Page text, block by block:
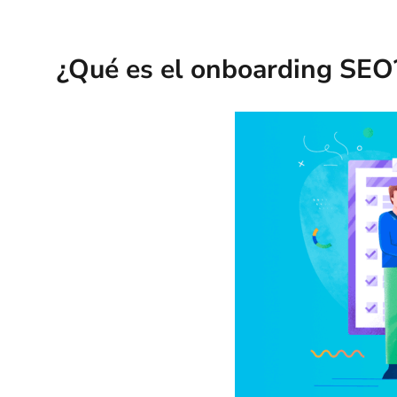
¿Qué es el onboarding